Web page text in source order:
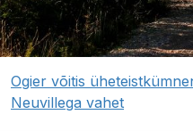
Ogier võitis
Neuvillega vahet